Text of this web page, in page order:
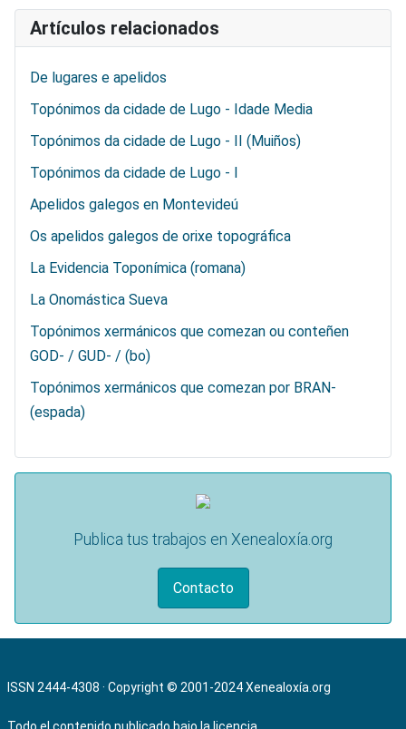
Artículos relacionados
De lugares e apelidos
Topónimos da cidade de Lugo - Idade Media
Topónimos da cidade de Lugo - II (Muiños)
Topónimos da cidade de Lugo - I
Apelidos galegos en Montevideú
Os apelidos galegos de orixe topográfica
La Evidencia Toponímica (romana)
La Onomástica Sueva
Topónimos xermánicos que comezan ou conteñen
GOD- / GUD- / (bo)
Topónimos xermánicos que comezan por BRAN-
(espada)
Publica tus trabajos en Xenealoxía.org
Contacto
ISSN 2444-4308 · Copyright © 2001-2024Xenealoxía.org